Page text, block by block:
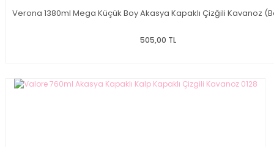
Verona 1380ml Mega Küçük Boy Akasya Kapaklı Çizğili Kavanoz
505,00 TL